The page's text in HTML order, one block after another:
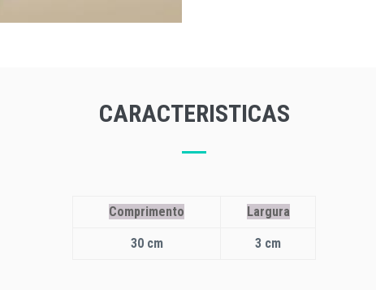
CARACTERISTICAS
Comprimento
Largura
30 cm 3 cm